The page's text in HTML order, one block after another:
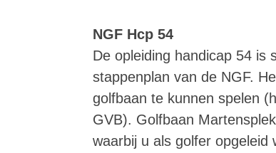
NGF Hcp 54
De opleiding handicap 54 is
stappenplan van de NGF.
golfbaan te kunnen spelen
GVB). Golfbaan
waarbij u als golfer opgeleid